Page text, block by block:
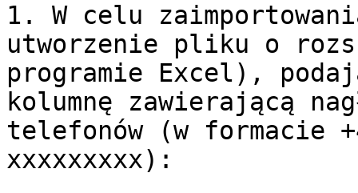
1. W celu
utworzenie pliku o
programie Excel),
kolumnę zawierającą
telefonów (w formacie
xxxxxxxxx):